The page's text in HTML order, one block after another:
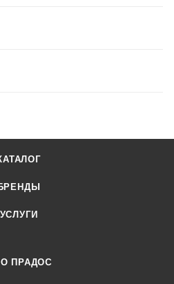
УСЛУГИ
ПРАДОС